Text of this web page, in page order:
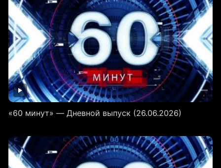
«60 минут» — Дневной выпуск (26.06.2026)